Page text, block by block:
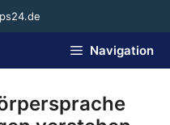
Navigation